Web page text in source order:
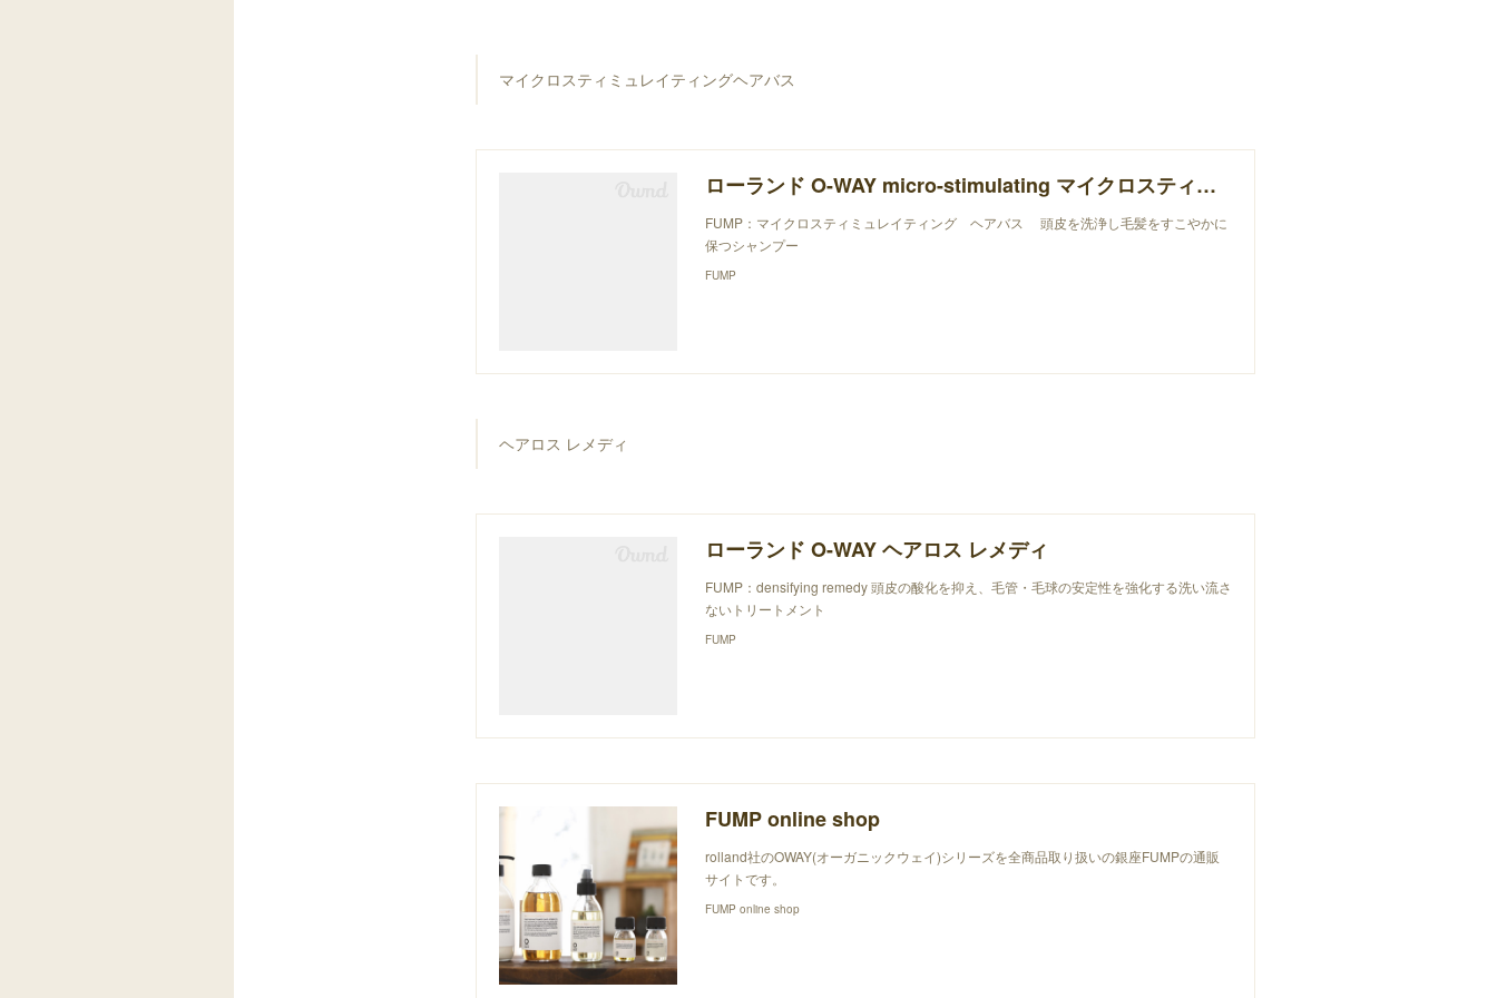
マイクロスティミュレイティングヘアバス
ローランド O-WAY micro-stimulating マイクロスティミュレイティング ヘアバス
FUMP：マイクロスティミュレイティング ヘアバス 頭皮を洗浄し毛髪をすこやかに
保つシャンプー
FUMP
ヘアロス レメディ
ローランド O-WAY ヘアロス レメディ
FUMP：densifying remedy 頭皮の酸化を抑え、毛管・毛球の安定性を強化する洗い流さ
ないトリートメント
FUMP
FUMP online shop
rolland社のOWAY(オーガニックウェイ)シリーズを全商品取り扱いの銀座FUMPの通販
サイトです。
FUMP online shop